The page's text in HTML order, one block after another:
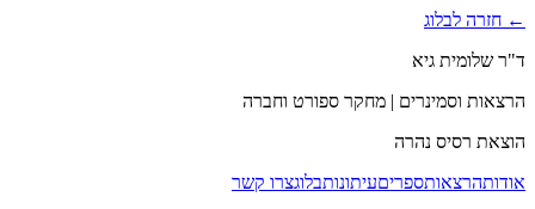
← חזרה לבלוג
ד"ר שלומית גיא
הרצאות וסמינרים | מחקר ספורט וחברה
הוצאת רסיס נהרה
אודותהרצאותספריםעיתונותבלוגצרו קשר